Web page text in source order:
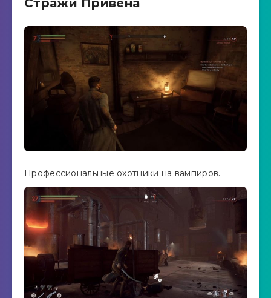
Стражи Привена
Профессиональные охотники на вампиров.